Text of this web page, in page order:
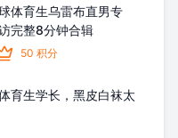
体育生乌雷布直男专
完整8分钟合辑
50 积分
育生学长，黑皮白袜太